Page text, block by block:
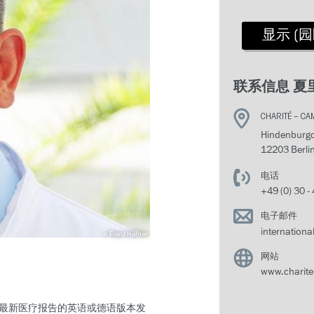
Franz Hafner
新医疗报告的英语或德语版本发
显示 [
联系信息 夏
CHARITÉ –
12203
电话
+49 (0) 30
电子邮件
网站